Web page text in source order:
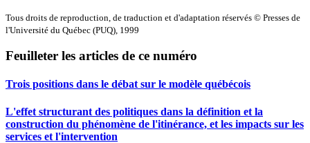
Tous droits de reproduction, de traduction et d'adaptation réservés © Presses de
l'Université du Québec (PUQ), 1999
Feuilleter les articles de ce numéro
Trois positions dans le débat sur le modèle québécois
L'effet structurant des politiques dans la définition et la
construction du phénomène de l'itinérance, et les impacts sur les
services et l'intervention